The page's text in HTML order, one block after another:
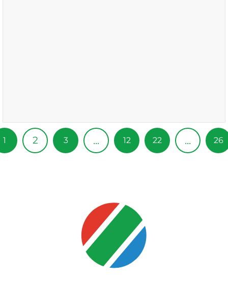
1 2 3 ... 12 22 ... 26